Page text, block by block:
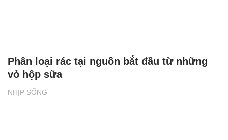
NHỊP SỐNG
Phân loại rác tại nguồn bắt đầu từ những
vỏ hộp sữa